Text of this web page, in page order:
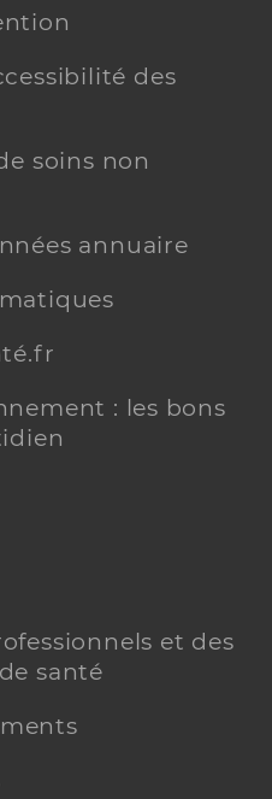
Perret
santé
Levallois-Perret
santé
Paris
des
soins non
annuaire
: les bons
et des
santé